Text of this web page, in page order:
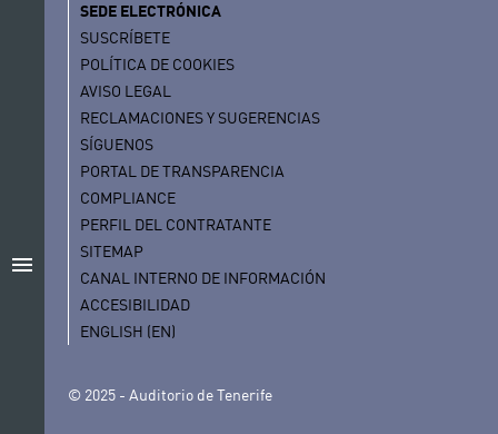
menu
SEDE ELECTRÓNICA
SUSCRÍBETE
POLÍTICA DE COOKIES
AVISO LEGAL
RECLAMACIONES Y SUGERENCIAS
SÍGUENOS
PORTAL DE TRANSPARENCIA
COMPLIANCE
PERFIL DEL CONTRATANTE
SITEMAP
CANAL INTERNO DE INFORMACIÓN
ACCESIBILIDAD
ENGLISH (EN)
© 2025 - Auditorio de Tenerife